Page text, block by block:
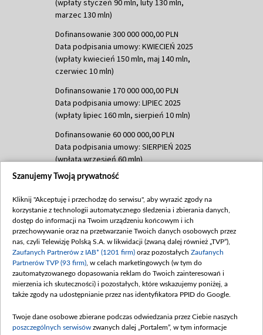
(wpłaty styczeń 90 mln, luty 130 mln,
marzec 130 mln)
Dofinansowanie 300 000 000,00 PLN
Data podpisania umowy: KWIECIEŃ 2025
(wpłaty kwiecień 150 mln, maj 140 mln,
czerwiec 10 mln)
Dofinansowanie 170 000 000,00 PLN
Data podpisania umowy: LIPIEC 2025
(wpłaty lipiec 160 mln, sierpień 10 mln)
Dofinansowanie 60 000 000,00 PLN
Data podpisania umowy: SIERPIEŃ 2025
(wpłata wrzesień 60 mln)
Dofinansowanie 635 783 051,21 PLN
(wpłata wrzesień 100 mln, październik 350
mln, listopad 265 mln)
Dofinansowanie 48 862 000,00 PLN
Data podpisania umowy: GRUDZIEŃ 2025
(wpłata grudzień 60,548 mln)
Dofinansowanie 900 000 000,00 PLN
Data podpisania umowy: LUTY 2026 (wpłata
kwiecień 180 mln, 7 maja 180 mln, 8
czerwca 90 mln)
Szanujemy Twoją prywatność
Kliknij "Akceptuję i przechodzę do serwisu", aby wyrazić zgody na
korzystanie z technologii automatycznego śledzenia i zbierania danych,
dostęp do informacji na Twoim urządzeniu końcowym i ich
przechowywanie oraz na przetwarzanie Twoich danych osobowych przez
nas, czyli Telewizję Polską S.A. w likwidacji (zwaną dalej również „TVP”),
Zaufanych Partnerów z IAB* (1201 firm) oraz pozostałych Zaufanych
Partnerów TVP (93 firm) , w celach marketingowych (w tym do
zautomatyzowanego dopasowania reklam do Twoich zainteresowań i
mierzenia ich skuteczności) i pozostałych, które wskazujemy poniżej, a
także zgody na udostępnianie przez nas identyfikatora PPID do Google.
Twoje dane osobowe zbierane podczas odwiedzania przez Ciebie naszych
poszczególnych serwisów zwanych dalej „Portalem”, w tym informacje